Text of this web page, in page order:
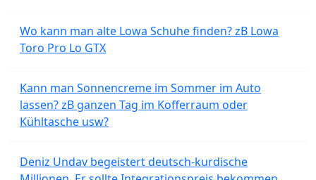
Wo kann man alte Lowa Schuhe finden? zB Lowa
Toro Pro Lo GTX
Kann man Sonnencreme im Sommer im Auto
lassen? zB ganzen Tag im Kofferraum oder
Kühltasche usw?
Deniz Undav begeistert deutsch-kurdische